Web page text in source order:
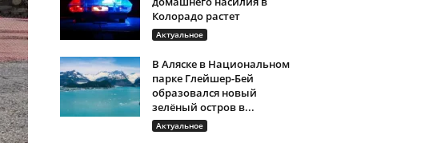
Колорадо растет
Актуальное
В Аляске в Национальном
парке Глейшер-Бей
образовался новый
зелёный остров в...
Актуальное